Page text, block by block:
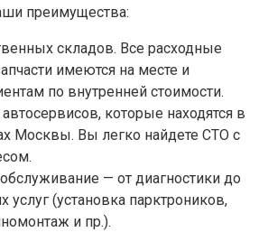
преимущества:
складов. Все расходные
имеются на месте и
по внутренней стоимости.
которые находятся в
Москвы. Вы легко найдете СТО с
— от диагностики до
услуг (установка парктроников,
и пр.).